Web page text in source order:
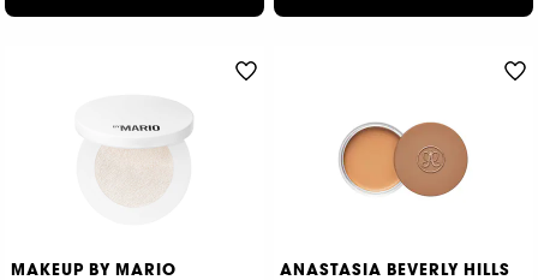
MAKEUP BY MARIO
ANASTASIA BEVERLY HILLS